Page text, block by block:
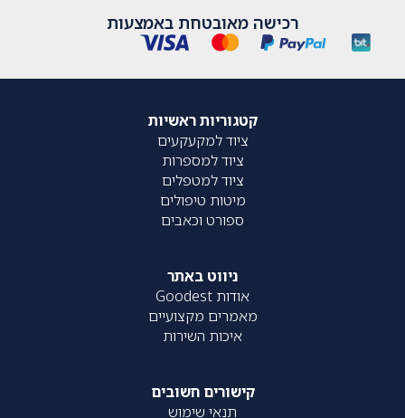
רכישה מאובטחת באמצעות
קטגוריות ראשיות
ציוד למקעקעים
ציוד למספרות
ציוד למטפלים
מיטות טיפולים
ספורט וכאבים
ניווט באתר
אודות Goodest
מאמרים מקצועיים
איכות השירות
קישורים חשובים
תנאי שימוש